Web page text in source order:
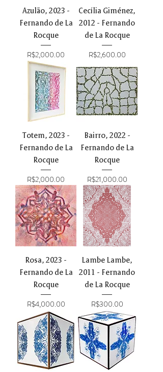
Azulão, 2023 -
Fernando de La
Rocque
Price
R$2,000.00
Cecília Giménez,
2012 - Fernando
de La Rocque
Price
R$2,600.00
Totem, 2023 -
Fernando de La
Rocque
Price
R$2,000.00
Bairro, 2022 -
Fernando de La
Rocque
Price
R$21,000.00
Rosa, 2023 -
Fernando de La
Rocque
Price
R$4,000.00
Lambe Lambe,
2011 - Fernando
de La Rocque
Price
R$300.00